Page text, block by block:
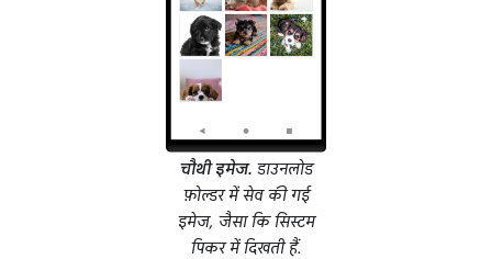
चौथी इमेज. डाउनलोड
फ़ोल्डर में सेव की गई
इमेज, जैसा कि सिस्टम
पिकर में दिखती हैं.